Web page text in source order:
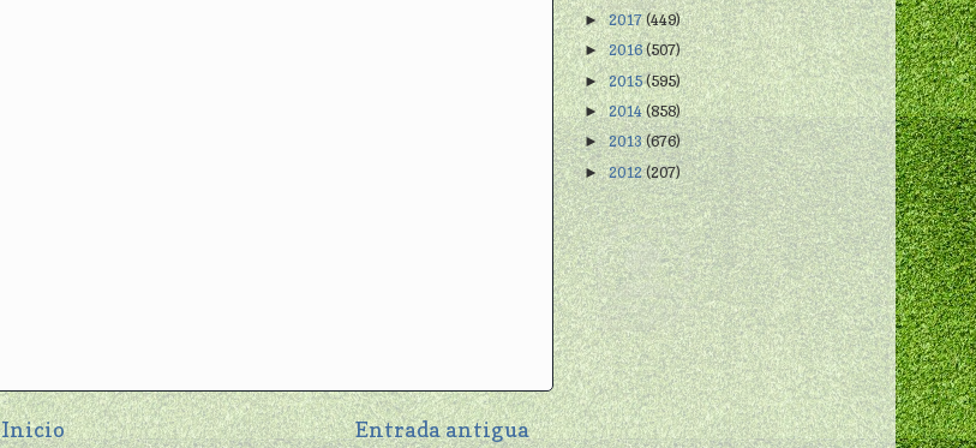
Entrada antigua
Inicio
►2017(449)
►2016(507)
►2015(595)
►2014(858)
►2013(676)
►2012(207)